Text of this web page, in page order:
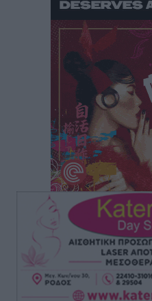
Στάθης Αντωνάς: Ένα
συμβόλαιο πυγμαχίας με
και Αυστραλία
πριν 2 ώρες
ΚΑΕ Κολοσσός: Τα…
Αθλητικά• πριν 2 ώρες
Ιπποκράτης: Ανανέωσε η
Αθλητικά• πριν 2 ώρες
Η Μανίσα πήρε Buie και
Αθλητικά πριν 2 ώρες
Γ.Σ. Ηπιόνη:
επιστημονική γνώση και